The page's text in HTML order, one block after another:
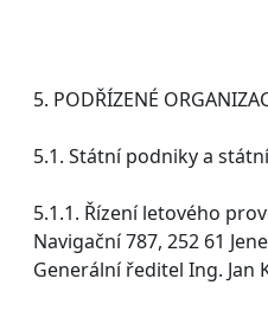
5. PODŘÍZENÉ
5.1. Státní podniky a
5.1.1. Řízení letového
Navigační 787, 252 61
Generální ředitel Ing. Jan